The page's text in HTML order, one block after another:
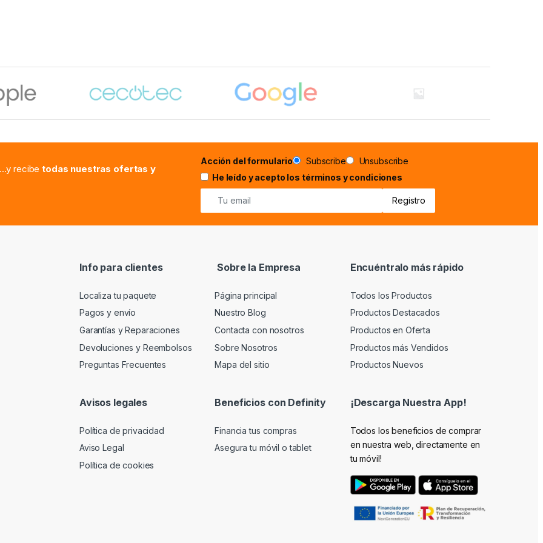
...y recibetodas nuestras ofertas y
Acción del formulario Subscribe
Unsubscribe
He leído y acepto los términos y condiciones
Info para clientes
Localiza tu paquete
Pagos y envío
Garantías y Reparaciones
Devoluciones y Reembolsos
Preguntas Frecuentes
Sobre la Empresa
Página principal
Nuestro Blog
Contacta con nosotros
Sobre Nosotros
Mapa del sitio
Encuéntralo más rápido
Todos los Productos
Productos Destacados
Productos en Oferta
Productos más Vendidos
Productos Nuevos
Avisos legales
Política de privacidad
Aviso Legal
Política de cookies
Beneficios con Definity
Financia tus compras
Asegura tu móvil o tablet
¡Descarga Nuestra App!
Todos los beneficios de comprar
en nuestra web, directamente en
tu móvil!